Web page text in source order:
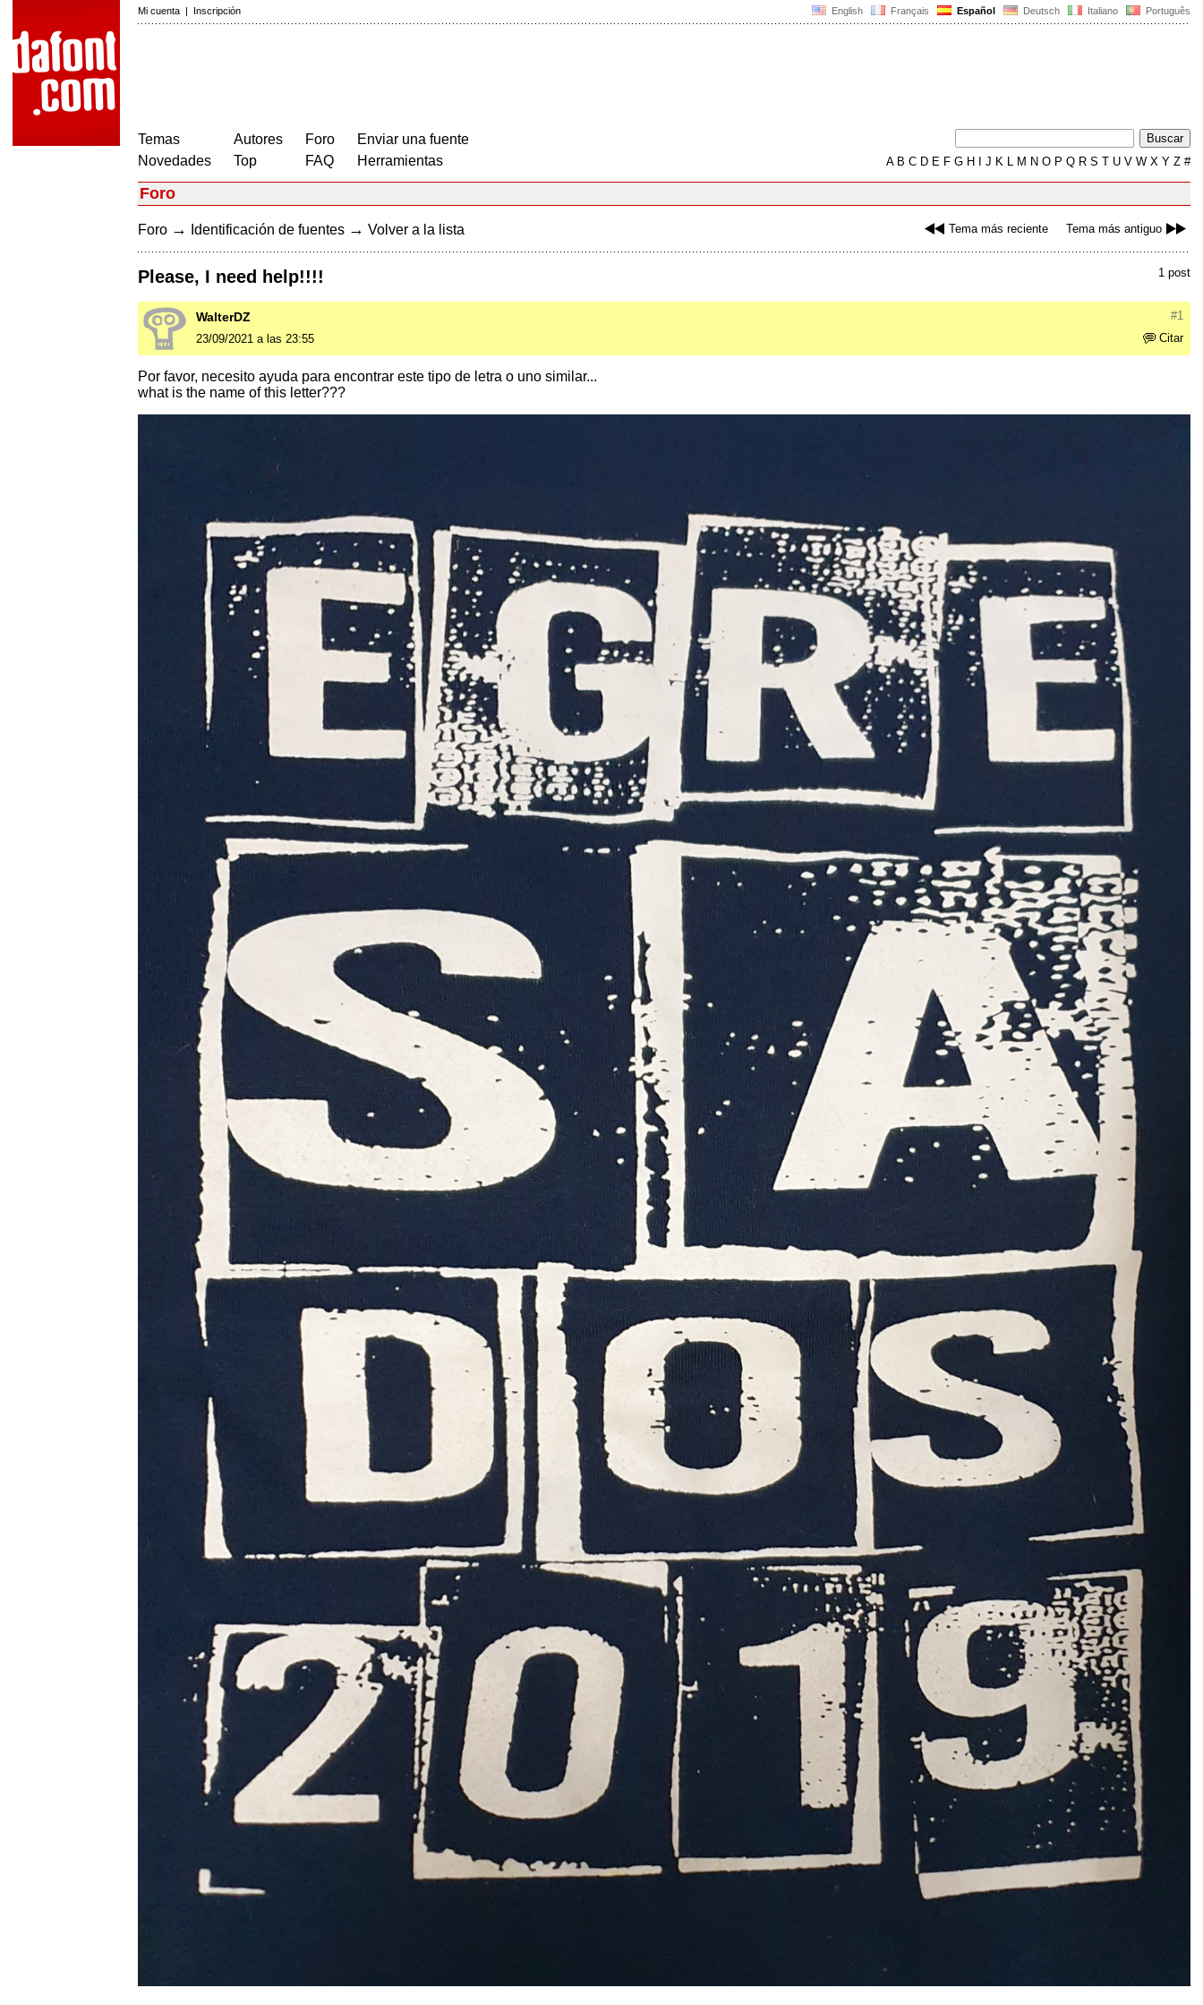
English Français Español Deutsch Italiano Português
Mi cuenta | Inscripción
Temas
Novedades
Autores
Top
Foro
FAQ
Enviar una fuente
Herramientas
AB C D E F G H J K L M N O P Q R S T U V W X Y Z #
Foro
Tema más reciente Tema más antiguo
Foro → Identificación de fuentes → Volver a la lista
1 post
Please, I need help!!!!
#1
WalterDZ
Citar
23/09/2021 a las 23:55
Por favor, necesito ayuda para encontrar este tipo de letra o uno similar...
what is the name of this letter???